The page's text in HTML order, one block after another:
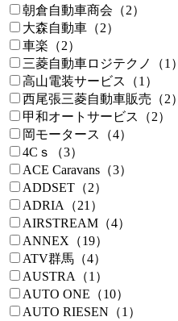
朝倉自動車商会（2）
大森自動車（2）
車楽（2）
三菱自動車ロジテクノ（1）
高山電装サービス（1）
西尾張三菱自動車販売（2）
甲和オートサービス（2）
岡モータース（4）
4Cｓ（3）
ACE Caravans（3）
ADDSET（2）
ADRIA（21）
AIRSTREAM（4）
ANNEX（19）
ATV群馬（4）
AUSTRA（1）
AUTO ONE（10）
AUTO RIESEN（1）